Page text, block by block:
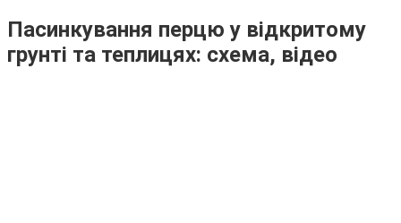
Пасинкування перцю у відкритому
грунті та теплицях: схема, відео